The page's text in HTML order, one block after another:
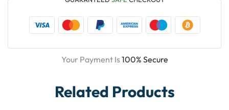
Your Payment Is100% Secure
Related Products